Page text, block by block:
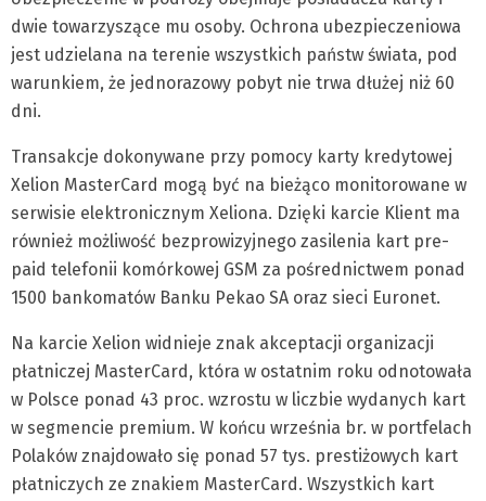
dwie towarzyszące mu osoby. Ochrona ubezpieczeniowa
jest udzielana na terenie wszystkich państw świata, pod
warunkiem, że jednorazowy pobyt nie trwa dłużej niż 60
dni.
Transakcje dokonywane przy pomocy karty kredytowej
Xelion MasterCard mogą być na bieżąco monitorowane w
serwisie elektronicznym Xeliona. Dzięki karcie Klient ma
również możliwość bezprowizyjnego zasilenia kart pre-
paid telefonii komórkowej GSM za pośrednictwem ponad
1500 bankomatów Banku Pekao SA oraz sieci Euronet.
Na karcie Xelion widnieje znak akceptacji organizacji
płatniczej MasterCard, która w ostatnim roku odnotowała
w Polsce ponad 43 proc. wzrostu w liczbie wydanych kart
w segmencie premium. W końcu września br. w portfelach
Polaków znajdowało się ponad 57 tys. prestiżowych kart
płatniczych ze znakiem MasterCard. Wszystkich kart